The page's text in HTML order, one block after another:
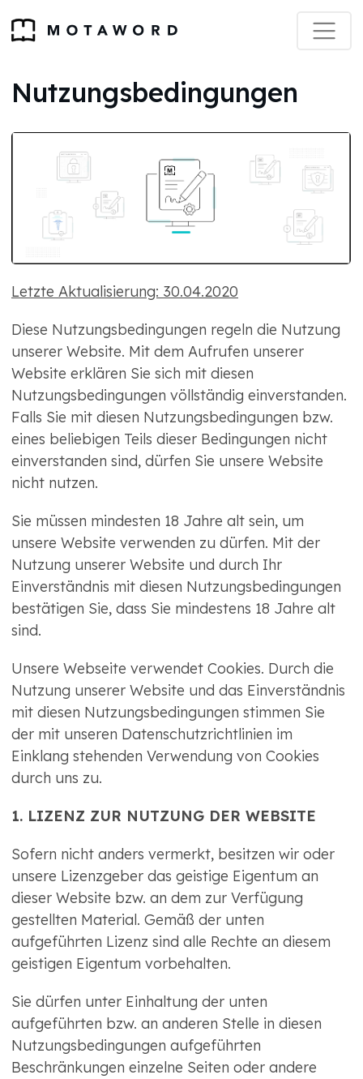
Nutzungsbedingungen
Letzte Aktualisierung: 30.04.2020
Diese Nutzungsbedingungen regeln die Nutzung
unserer Website. Mit dem Aufrufen unserer
Website erklären Sie sich mit diesen
Nutzungsbedingungen völlständig einverstanden.
Falls Sie mit diesen Nutzungsbedingungen bzw.
eines beliebigen Teils dieser Bedingungen nicht
einverstanden sind, dürfen Sie unsere Website
nicht nutzen.
Sie müssen mindesten 18 Jahre alt sein, um
unsere Website verwenden zu dürfen. Mit der
Nutzung unserer Website und durch Ihr
Einverständnis mit diesen Nutzungsbedingungen
bestätigen Sie, dass Sie mindestens 18 Jahre alt
sind.
Unsere Webseite verwendet Cookies. Durch die
Nutzung unserer Website und das Einverständnis
mit diesen Nutzungsbedingungen stimmen Sie
der mit unseren Datenschutzrichtlinien im
Einklang stehenden Verwendung von Cookies
durch uns zu.
1. LIZENZ ZUR NUTZUNG DER WEBSITE
Sofern nicht anders vermerkt, besitzen wir oder
unsere Lizenzgeber das geistige Eigentum an
dieser Website bzw. an dem zur Verfügung
gestellten Material. Gemäß der unten
aufgeführten Lizenz sind alle Rechte an diesem
geistigen Eigentum vorbehalten.
Sie dürfen unter Einhaltung der unten
aufgeführten bzw. an anderen Stelle in diesen
Nutzungsbedingungen aufgeführten
Beschränkungen einzelne Seiten oder andere